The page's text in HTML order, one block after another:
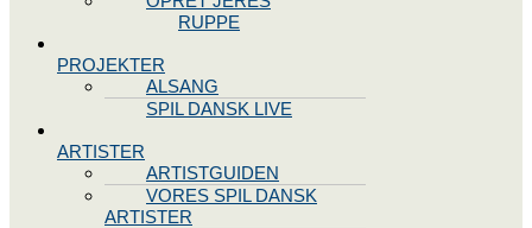
STYREGRUPPE
PROJEKTER
ALSANG
SPIL DANSK LIVE
ARTISTER
ARTISTGUIDEN
VORES SPIL DANSK
ARTISTER